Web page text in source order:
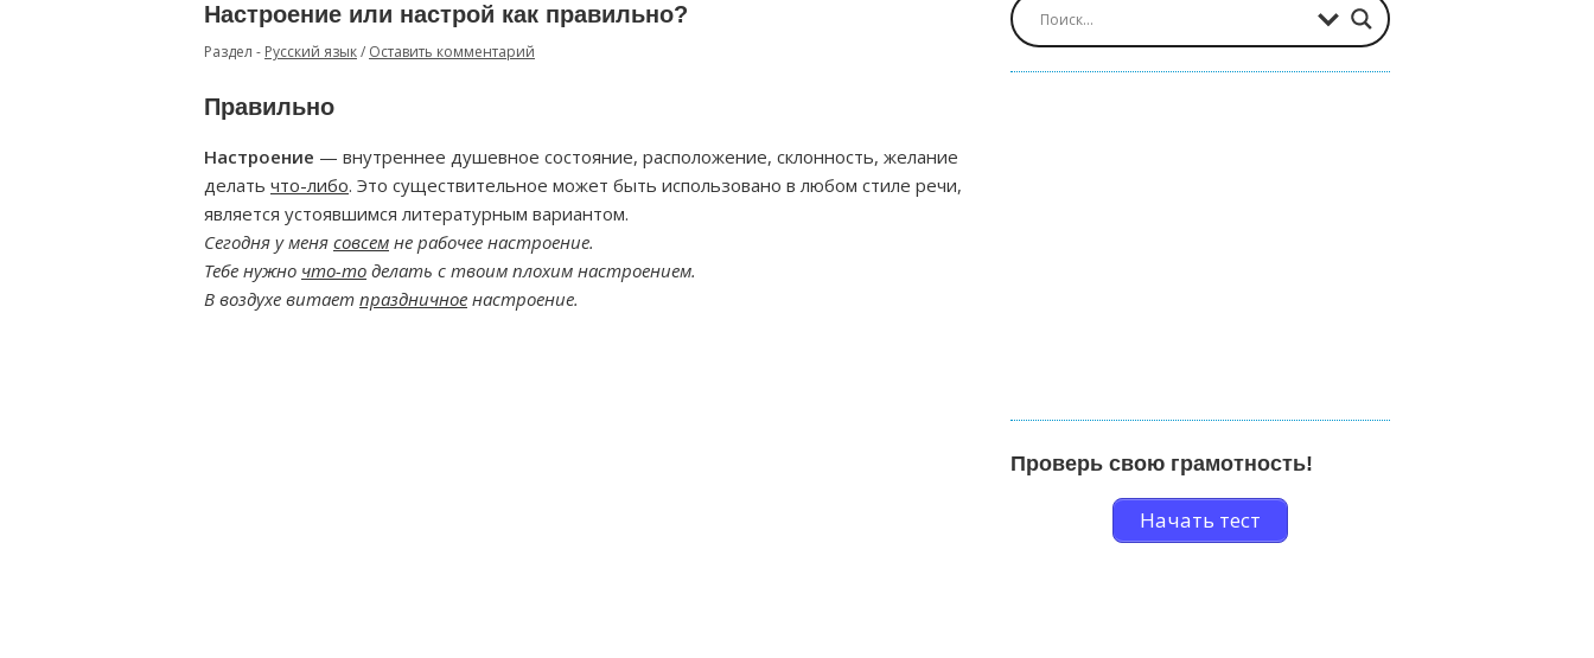
Настроение или настрой как правильно?
Раздел - Русский язык/ Оставить комментарий
Правильно
Настроение — внутреннее душевное состояние, расположение, склонность, желание
делать что-либо. Это существительное может быть использовано в любом стиле речи,
является устоявшимся литературным вариантом.
Сегодня у меня совсем не рабочее настроение.
Тебе нужно что-то делать с твоим плохим настроением.
В воздухе витает праздничное настроение.
Проверь свою грамотность!
Начать тест